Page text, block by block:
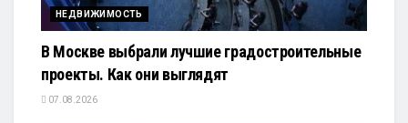
НЕДВИЖИМОСТЬ
В Москве выбрали лучшие градостроительные
проекты. Как они выглядят
07.08.2026